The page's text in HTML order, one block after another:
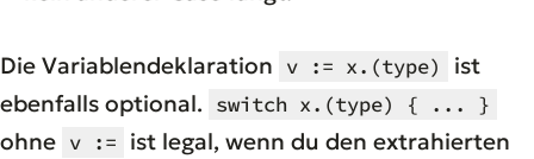
Die Variablendeklaration v := x.(type)
ist
ebenfalls optional. switch x.(type) { ... }
ohne v := ist legal, wenn du den extrahierten